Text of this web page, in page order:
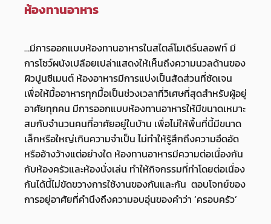
ห้องทานอาหาร
…มีการออกแบบห้องทานอาหารในสไตล์โมเดิร์นลอฟท์ มี
การโชว์ผนังเปลือยเปล่าแสดงให้เห็นถึงความนวลด้านของ
ผิวปูนซีเมนต์ ห้องอาหารมีการแบ่งเป็นสัดส่วนที่ชัดเจน
เพื่อให้มื้ออาหารทุกมื้อเป็นช่วงเวลาที่วิเศษที่สุดสำหรับผู้อยู่
อาศัยทุกคน มีการออกแบบห้องทานอาหารให้มีขนาดเหมาะ
สมกับจำนวนคนที่อาศัยอยู่ในบ้าน เพื่อไม่ให้พื้นที่นี้มีขนาด
เล็กหรือใหญ่เกินความจำเป็น ไม่ทำให้รู้สึกถึงความอึดอัด
หรืออ้างว้างแต่อย่างใด ห้องทานอาหารมีความต่อเนื่องกัน
กับห้องครัวและห้องนั่งเล่น ทำให้กิจกรรมที่ทำโดยต่อเนื่อง
กันได้นี้ไม่ขัดขวางการใช้งานของกันและกัน ตอบโจทย์ของ
การอยู่อาศัยที่คำนึงถึงความอบอุ่นของคำว่า ‘ครอบครัว’